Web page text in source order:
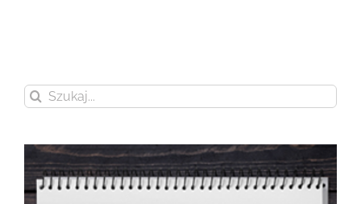
Szukaj